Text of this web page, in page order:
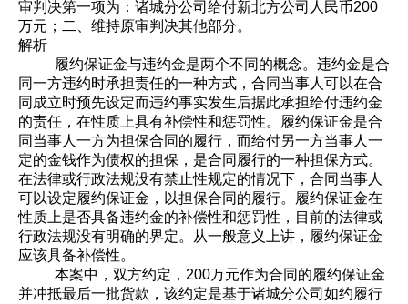
审判决第一项为：诸城分公司给付新北方公司人民币200
万元；二、维持原审判决其他部分。
解析
履约保证金与违约金是两个不同的概念。违约金是合
同一方违约时承担责任的一种方式，合同当事人可以在合
同成立时预先设定而违约事实发生后据此承担给付违约金
的责任，在性质上具有补偿性和惩罚性。履约保证金是合
同当事人一方为担保合同的履行，而给付另一方当事人一
定的金钱作为债权的担保，是合同履行的一种担保方式。
在法律或行政法规没有禁止性规定的情况下，合同当事人
可以设定履约保证金，以担保合同的履行。履约保证金在
性质上是否具备违约金的补偿性和惩罚性，目前的法律或
行政法规没有明确的界定。从一般意义上讲，履约保证金
应该具备补偿性。
本案中，双方约定，200万元作为合同的履约保证金
并冲抵最后一批货款，该约定是基于诸城分公司如约履行